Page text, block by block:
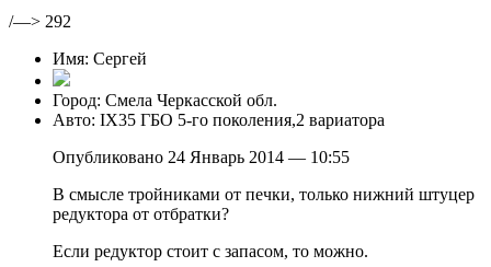
/—> 292
Имя: Сергей
Город: Смела Черкасской обл.
Авто: IX35 ГБО 5-го поколения,2 вариатора
Опубликовано 24 Январь 2014 — 10:55
В смысле тройниками от печки, только нижний штуцер
редуктора от отбратки?
Если редуктор стоит с запасом, то можно.